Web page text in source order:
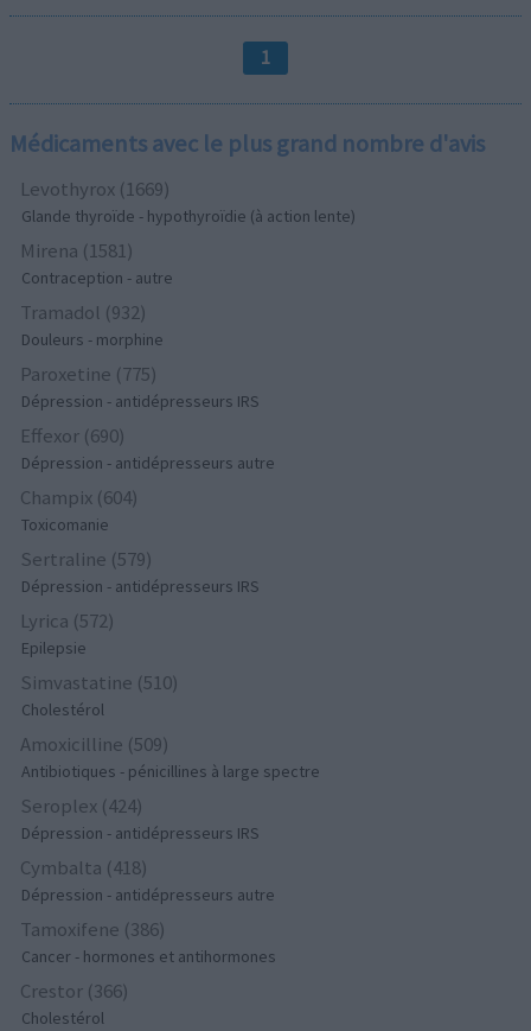
1
Médicaments avec le plus grand nombre d'avis
Levothyrox (1669)
Glande thyroïde - hypothyroïdie (à action lente)
Mirena (1581)
Contraception - autre
Tramadol (932)
Douleurs - morphine
Paroxetine (775)
Dépression - antidépresseurs IRS
Effexor (690)
Dépression - antidépresseurs autre
Champix (604)
Toxicomanie
Sertraline (579)
Dépression - antidépresseurs IRS
Lyrica (572)
Epilepsie
Simvastatine (510)
Cholestérol
Amoxicilline (509)
Antibiotiques - pénicillines à large spectre
Seroplex (424)
Dépression - antidépresseurs IRS
Cymbalta (418)
Dépression - antidépresseurs autre
Tamoxifene (386)
Cancer - hormones et antihormones
Crestor (366)
Cholestérol